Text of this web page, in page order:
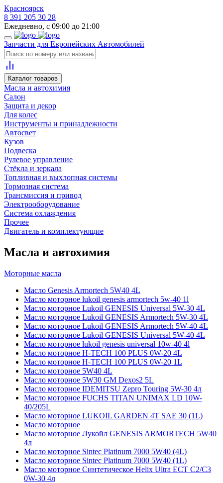
Красноярск
8 391 205 30 28
Ежедневно, с 09:00 до 21:00
Запчасти для Европейских Автомобилей
Каталог товаров
Масла и автохимия
Салон
Защита и декор
Для колес
Инструменты и принадлежности
Автосвет
Кузов
Подвеска
Рулевое управление
Стёкла и зеркала
Топливная и выхлопная системы
Тормозная система
Трансмиссия и привод
Электрооборудование
Система охлаждения
Прочее
Двигатель и комплектующие
Масла и автохимия
Моторные масла
Масло Genesis Armortech 5W40 4L
Масло моторное lukoil genesis armortech 5w-40 1l
Масло моторное Lukoil GENESIS Universal 5W-30 4L
Масло моторное Lukoil GENESIS Armortech 5W-30 4L
Масло моторное Lukoil GENESIS Armortech 5W-40 4L
Масло моторное Lukoil GENESIS Universal 5W-40 4L
Масло моторное lukoil genesis universal 10w-40 4l
Масло моторное H-TECH 100 PLUS 0W-20 4L
Масло моторное H-TECH 100 PLUS 0W-20 1L
Масло моторное 5W40 4L
Масло моторное 5W30 GM Dexos2 5L
Масло моторное IDEMITSU Zepro Touring 5W-30 4л
Масло моторное FUCHS TITAN UNIMAX LD 10W-
40/205L
Масло моторное LUKOIL GARDEN 4Т SAE 30 (1L)
Масло моторное
Масло моторное Лукойл GENESIS ARMORTECH 5W40
4л
Масло моторное Sintec Platinum 7000 5W40 (4L)
Масло моторное Sintec Platinum 7000 5W40 (1L)
Масло моторное Синтетическое Helix Ultra ECT C2/C3
0W-30 4л